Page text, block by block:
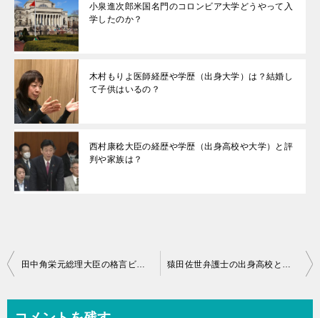
小泉進次郎米国名門のコロンビア大学どうやって入
学したのか？
木村もりよ医師経歴や学歴（出身大学）は？結婚し
て子供はいるの？
西村康稔大臣の経歴や学歴（出身高校や大学）と評
判や家族は？
投
田中角栄元総理大臣の格言ビジネスに役立つものをチョイスしてみた！ 猿田佐世弁護士の出身高校と大学は？家族はいるの？